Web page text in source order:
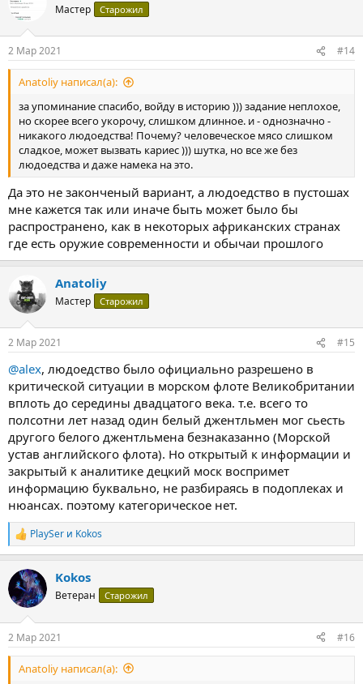
Мастер Старожил
2 Мар 2021 #14
Anatoliy написал(а):
за упоминание спасибо, войду в историю ))) задание неплохое,
но скорее всего укорочу, слишком длинное. и - однозначно -
никакого людоедства! Почему? человеческое мясо слишком
сладкое, может вызвать кариес ))) шутка, но все же без
людоедства и даже намека на это.
Да это не законченый вариант, а людоедство в пустошах
мне кажется так или иначе быть может было бы
распространено, как в некоторых африканских странах
где есть оружие современности и обычаи прошлого
Anatoliy
Мастер Старожил
2 Мар 2021 #15
@alex, людоедство было официально разрешено в
критической ситуации в морском флоте Великобритании
вплоть до середины двадцатого века. т.е. всего то
полсотни лет назад один белый джентльмен мог сьесть
другого белого джентльмена безнаказанно (Морской
устав английского флота). Но открытый к информации и
закрытый к аналитике децкий моск воспримет
информацию буквально, не разбираясь в подоплеках и
нюансах. поэтому категорическое нет.
Р
е
к
ц
и
PlaySer и Kokos
Kokos
Ветеран Старожил
2 Мар 2021 #16
Anatoliy написал(а):